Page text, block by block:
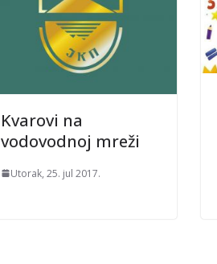
Kvarovi na
vodovodnoj mreži
Utorak, 25. jul 2017.